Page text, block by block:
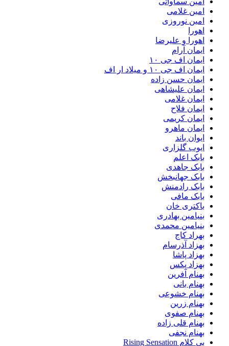
امین غلامی
امین نوروزی
اهورا
اهورا و علیرضا
ایمان آرام
ایمان اف جی ۱۰
ایمان اف جی ۱۰ و میلاد ار اف
ایمان حسن زاده
ایمان علیشاهی
ایمان غلامی
ایمان فلاح
ایمان کریمی
ایمان ماهرو
ایوان باند
ایوب گلزاری
بابک اعلم
بابک جاهدی
بابک جهانبخش
بابک رادمنش
بابک مافی
باکتری خان
بنیامین بهادری
بنیامین محمدی
بهراد کاج
بهزاد آذرسام
بهزاد پاشا
بهزاد پکس
بهنام آفرین
بهنام بانی
بهنام خشوعی
بهنام زرین
بهنام صفوی
بهنام قلی زاده
بهنام نجفی
بی کلام Rising Sensation